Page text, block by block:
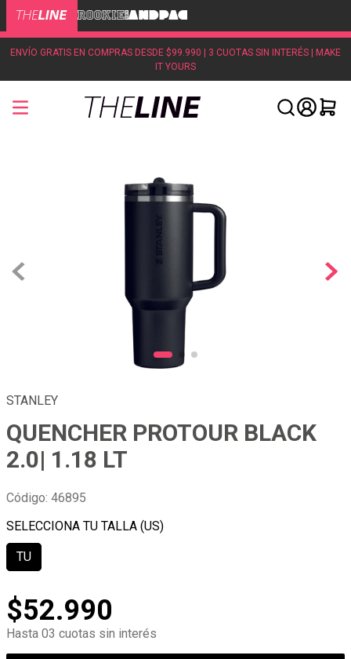
ENVÍO GRATIS EN COMPRAS DESDE $99.990 | 3 CUOTAS SIN INTERÉS | MAKE
IT YOURS
STANLEY
QUENCHER PROTOUR BLACK
2.0| 1.18 LT
Código: 46895
TU
$52.990
Hasta 03 cuotas sin interés